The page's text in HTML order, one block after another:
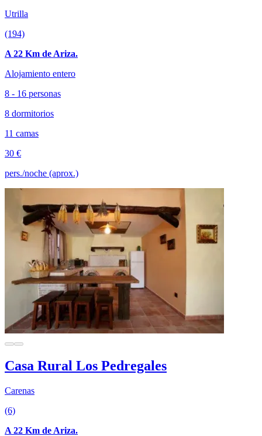
Utrilla
(194)
A 22 Km de Ariza.
Alojamiento entero
8 - 16 personas
8 dormitorios
11 camas
30 €
pers./noche (aprox.)
Casa Rural Los Pedregales
Carenas
(6)
A 22 Km de Ariza.